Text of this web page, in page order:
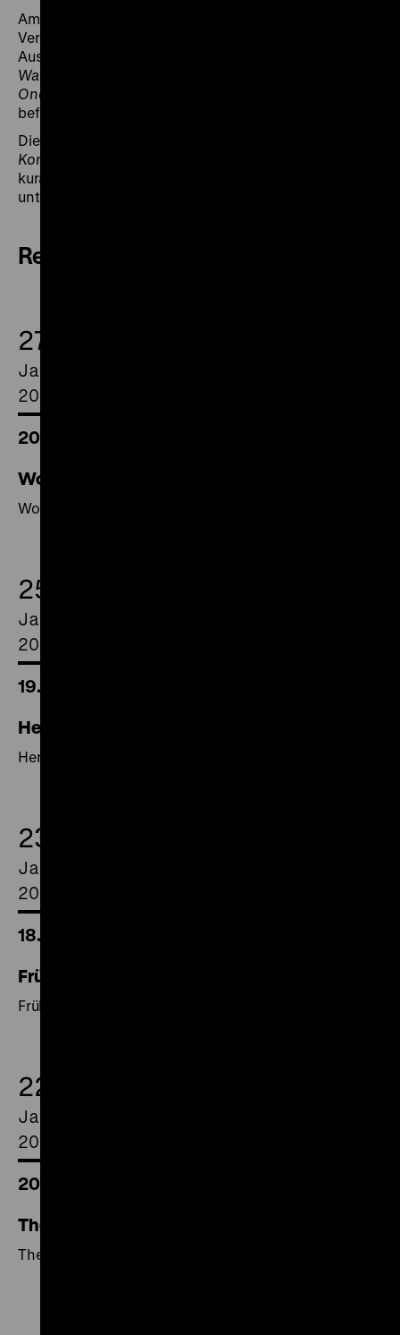
Am 27. Januar jährt sich die Befreiung des
Vernichtungslagers Auschwitz-Birkenau zum 70. Mal.
Aus diesem Anlass präsentiert die Reihe
Waffen
One
befreiten Konzentrations- und Vernichtungslagern.
Die Reihe
Konzentrationslager
kuratiert und vom Polnischen Institut Berlin
unterstützt.
Review
27.
January
2015
20.00 Uhr
Wochenschauen
Wochenschauen
25.
January
2015
19.00 Uhr
Here Is Germany
Here Is Germany
23.
January
2015
18.30 Uhr
Frühe Aufnahmen von den befreiten Lagern
Frühe Aufnahmen von den befreiten Lagern
22.
January
2015
20.00 Uhr
The Big Red One
The Big Red One